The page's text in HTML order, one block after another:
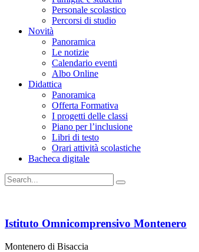
Personale scolastico
Percorsi di studio
Novità
Panoramica
Le notizie
Calendario eventi
Albo Online
Didattica
Panoramica
Offerta Formativa
I progetti delle classi
Piano per l’inclusione
Libri di testo
Orari attività scolastiche
Bacheca digitale
Istituto Omnicomprensivo Montenero
Montenero di Bisaccia